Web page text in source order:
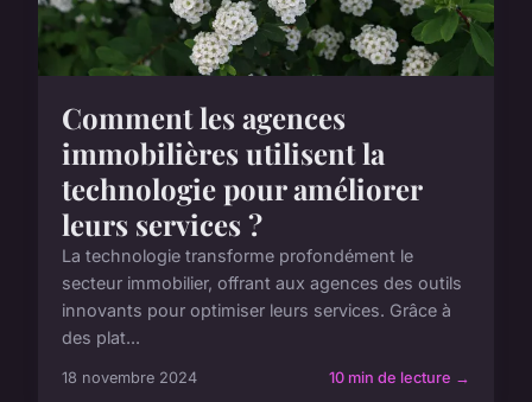
Comment les agences
immobilières utilisent la
technologie pour améliorer
leurs services ?
La technologie transforme profondément le
secteur immobilier, offrant aux agences des outils
innovants pour optimiser leurs services. Grâce à
des plat...
18 novembre 2024 10 min de lecture →